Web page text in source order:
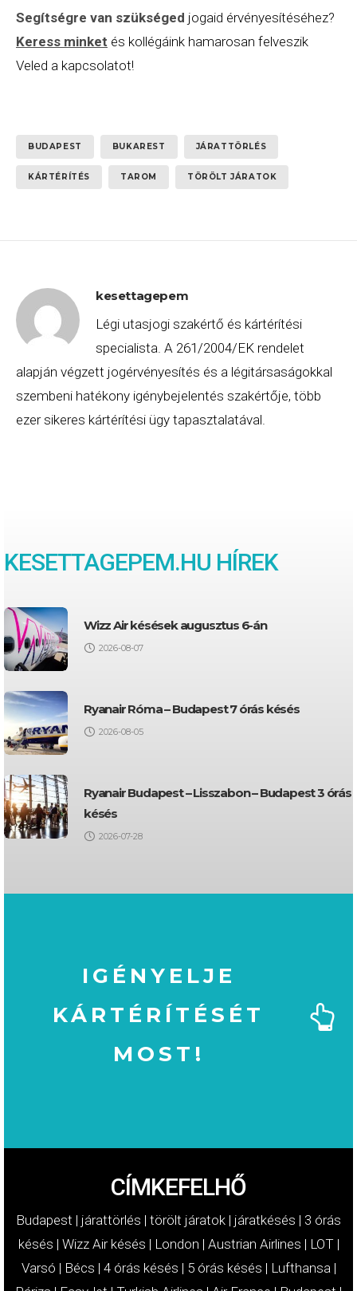
Segítségre van szükséged jogaid érvényesítéséhez?
Keress minket és kollégáink hamarosan felveszik
Veled a kapcsolatot!
BUDAPEST BUKAREST JÁRATTÖRLÉS
KÁRTÉRÍTÉS TAROM TÖRÖLT JÁRATOK
kesettagepem
Légi utasjogi szakértő és kártérítési
specialista. A 261/2004/EK rendelet
alapján végzett jogérvényesítés és a légitársaságokkal
szembeni hatékony igénybejelentés szakértője, több
ezer sikeres kártérítési ügy tapasztalatával.
KESETTAGEPEM.HU HÍREK
Wizz Air késések augusztus 6-án
2026-08-07
Ryanair Róma – Budapest 7 órás késés
2026-08-05
Ryanair Budapest – Lisszabon – Budapest 3 órás
késés
2026-07-28
IGÉNYELJE
KÁRTÉRÍTÉSÉT
MOST!
CÍMKEFELHŐ
Budapest | járattörlés | törölt járatok | járatkésés | 3 órás
késés | Wizz Air késés | London | Austrian Airlines | LOT|
Varsó | Bécs | 4 órás késés | 5 órás késés | Lufthansa |